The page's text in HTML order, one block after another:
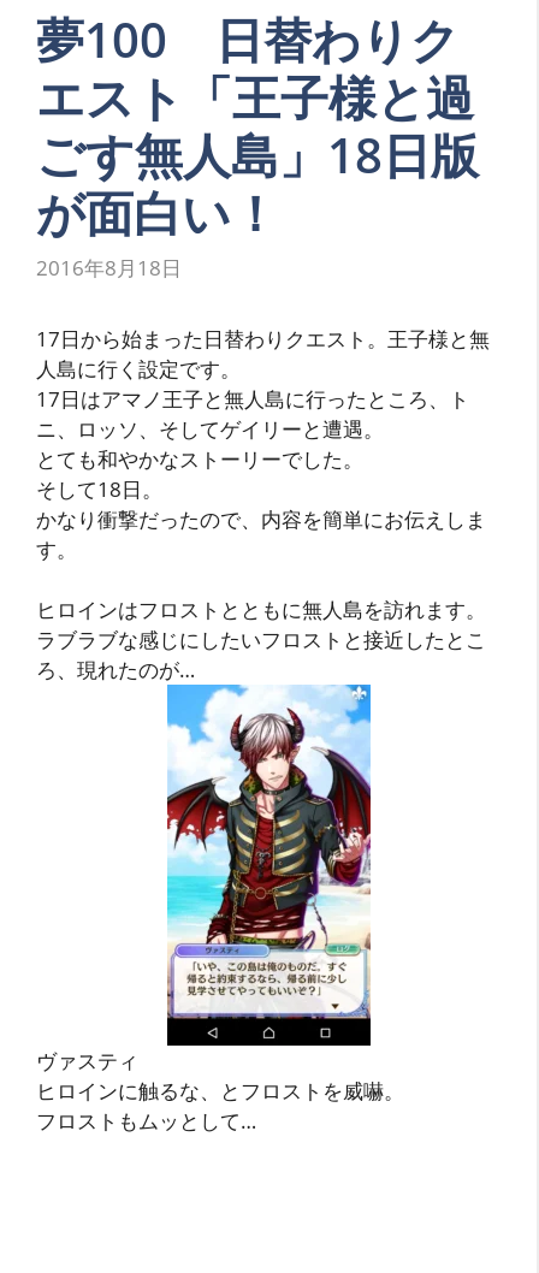
夢100 日替わりク
エスト「王子様と過
ごす無人島」18日版
が面白い！
2016年8月18日
17日から始まった日替わりクエスト。王子様と無
人島に行く設定です。
17日はアマノ王子と無人島に行ったところ、ト
ニ、ロッソ、そしてゲイリーと遭遇。
とても和やかなストーリーでした。
そして18日。
かなり衝撃だったので、内容を簡単にお伝えしま
す。
ヒロインはフロストとともに無人島を訪れます。
ラブラブな感じにしたいフロストと接近したとこ
ろ、現れたのが…
ヴァスティ
ヒロインに触るな、とフロストを威嚇。
フロストもムッとして…